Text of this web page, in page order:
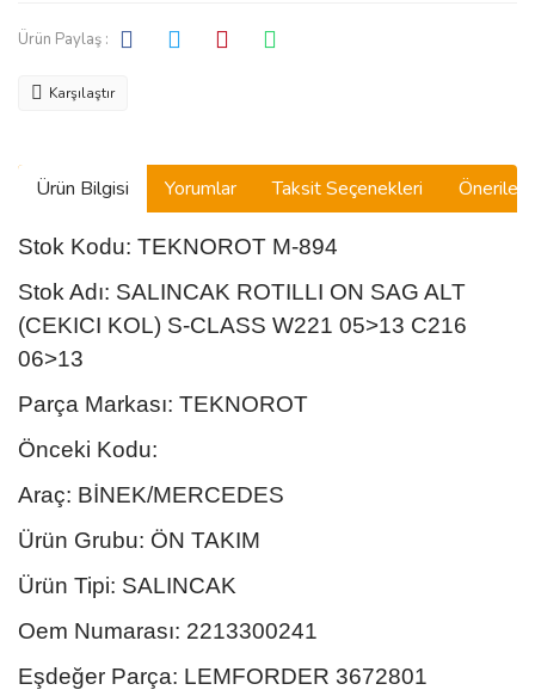
Ürün Paylaş :
Karşılaştır
Ürün Bilgisi Yorumlar Taksit Seçenekleri
Stok Kodu: TEKNOROT M-894
Stok Adı: SALINCAK ROTILLI ON SAG ALT
(CEKICI KOL) S-CLASS W221 05>13 C216
06>13
Parça Markası: TEKNOROT
Önceki Kodu:
Araç: BİNEK/MERCEDES
Ürün Grubu: ÖN TAKIM
Ürün Tipi: SALINCAK
Oem Numarası: 2213300241
Eşdeğer Parça: LEMFORDER 3672801